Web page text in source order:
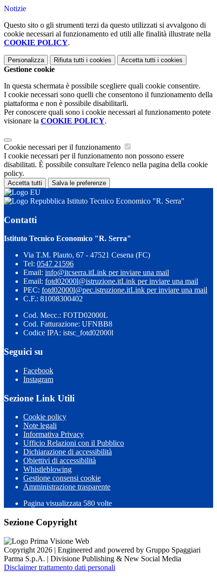
Notizie
Questo sito o gli strumenti terzi da questo utilizzati si avvalgono di
cookie necessari al funzionamento ed utili alle finalità illustrate nella
COOKIE POLICY.
Personalizza Rifiuta tutti i cookies Accetta tutti i cookies
Gestione cookie
In questa schermata è possibile scegliere quali cookie consentire.
I cookie necessari sono quelli che consentono il funzionamento della
piattaforma e non è possibile disabilitarli.
Per conoscere quali sono i cookie necessari al funzionamento potete
visionare la COOKIE POLICY.
Cookie necessari per il funzionamento
I cookie necessari per il funzionamento non possono essere
disabilitati. È possibile consultare l'elenco nella pagina della cookie
policy.
Accetta tutti Salva le preferenze
Istituto Tecnico Economico "R. Serra"
Contatti
Istituto Tecnico Economico "R. Serra"
Via T.M. Plauto, 67 - 47521 Cesena (FC)
Tel: 0547 21596
Email: info@itcserra.itLink per inviare una mail
Email: fotd02000l@istruzione.itLink per inviare una mail
PEC: fotd02000l@pec.istruzione.itLink per inviare una mail
C.F.: 81008300402
Cod. Mecc.: FOTD02000L
Cod. Fatturazione: UFNBB8
Codice IPA: istsc_fotd02000l
Seguici su
Facebook
Instagram
Sezione Link Utili
Cookie policy
Note legali
Informativa Privacy
Ufficio Relazioni con il Pubblico
Dichiarazione di accessibilità
Obiettivi di accessibilità
Whistleblowing
Gestione consensi cookie
Amministrazione trasparente
Pagina visualizzata 580 volte
Sezione Copyright
Copyright 2026 | Engineered and powered by Gruppo Spaggiari
Parma S.p.A. | Divisione Publishing & New Social Media
Disclaimer trattamento dati personali